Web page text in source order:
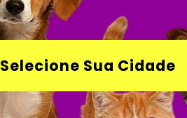
Selecione Sua Cidade